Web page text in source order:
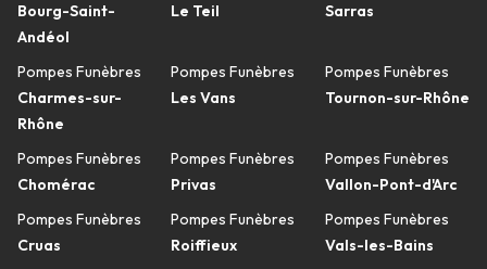
Bourg-Saint-
Andéol
Pompes Funèbres
Charmes-sur-
Rhône
Pompes Funèbres
Chomérac
Pompes Funèbres
Cruas
Le Teil
Pompes Funèbres
Les Vans
Pompes Funèbres
Privas
Pompes Funèbres
Roiffieux
Sarras
Pompes Funèbres
Tournon-sur-Rhône
Pompes Funèbres
Vallon-Pont-d'Arc
Pompes Funèbres
Vals-les-Bains